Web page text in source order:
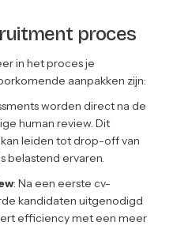
proces
in het proces je
aanpakken zijn:
worden direct na de
human review. Dit
leiden tot drop-off van
belastend ervaren.
: Na een eerste cv-
kandidaten uitgenodigd
efficiency met een meer